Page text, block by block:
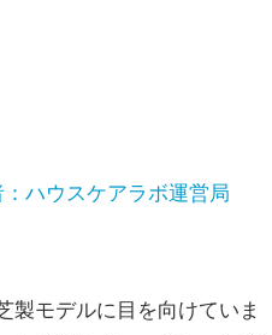
：ハウスケアラボ運営局
モデルに目を向けていま